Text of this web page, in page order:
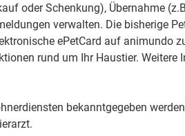
oder Schenkung), Übernahme
verwalten. Die bisherige
ePetCard auf animundo
rund um Ihr Haustier. Weitere
bekanntgegeben